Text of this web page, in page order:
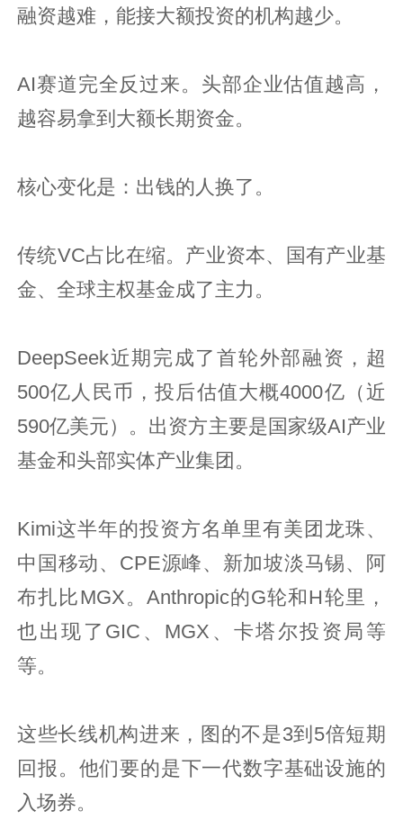
融资越难，能接大额投资的机构越少。
AI赛道完全反过来。头部企业估值越高，
越容易拿到大额长期资金。
核心变化是：出钱的人换了。
传统VC占比在缩。产业资本、国有产业基
金、全球主权基金成了主力。
DeepSeek近期完成了首轮外部融资，超
500亿人民币，投后估值大概4000亿（近
590亿美元）。出资方主要是国家级AI产业
基金和头部实体产业集团。
Kimi这半年的投资方名单里有美团龙珠、
中国移动、CPE源峰、新加坡淡马锡、阿
布扎比MGX。Anthropic的G轮和H轮里，
也出现了GIC、MGX、卡塔尔投资局等
等。
这些长线机构进来，图的不是3到5倍短期
回报。他们要的是下一代数字基础设施的
入场券。